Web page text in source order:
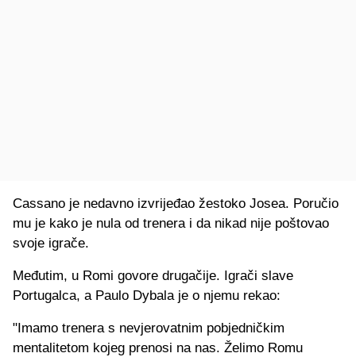
Cassano je nedavno izvrijeđao žestoko Josea. Poručio
mu je kako je nula od trenera i da nikad nije poštovao
svoje igrače.
Međutim, u Romi govore drugačije. Igrači slave
Portugalca, a Paulo Dybala je o njemu rekao:
"Imamo trenera s nevjerovatnim pobjedničkim
mentalitetom kojeg prenosi na nas. Želimo Romu